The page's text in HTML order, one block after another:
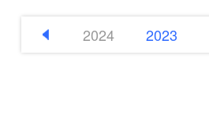
2025 2024 2023